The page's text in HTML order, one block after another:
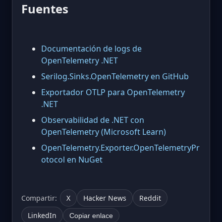
Fuentes
Documentación de logs de
OpenTelemetry .NET
Serilog.Sinks.OpenTelemetry en GitHub
Exportador OTLP para OpenTelemetry
.NET
Observabilidad de .NET con
OpenTelemetry (Microsoft Learn)
OpenTelemetry.Exporter.OpenTelemetryPr
otocol en NuGet
Compartir: X Hacker News
Reddit
LinkedIn
Copiar enlace